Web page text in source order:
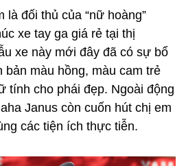
đối thủ của “nữ hoàng”
xe tay ga giá rẻ tại thị
xe này mới đây đã có sự bổ
bản màu hồng, màu cam trẻ
tính cho phái đẹp. Ngoài động
Janus còn cuốn hút chị em
các tiện ích thực tiễn.